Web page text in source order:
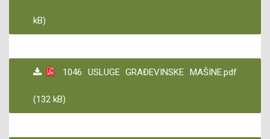
kB)
1046 USLUGE GRAĐEVINSKE MAŠINE.pdf
(132 kB)